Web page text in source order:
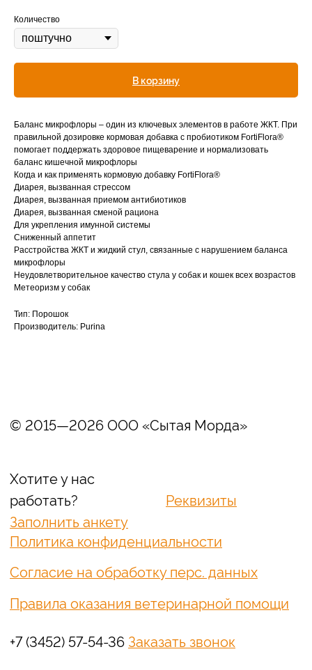
Лечение шиншилл
Вакцинация кроликов
Количество
В корзину
Баланс микрофлоры – один из ключевых элементов в работе ЖКТ. При
правильной дозировке кормовая добавка с пробиотиком FortiFlora®
помогает поддержать здоровое пищеварение и нормализовать
баланс кишечной микрофлоры
Когда и как применять кормовую добавку FortiFlora®
Диарея, вызванная стрессом
Диарея, вызванная приемом антибиотиков
Диарея, вызванная сменой рациона
Для укрепления имунной системы
Сниженный аппетит
Расстройства ЖКТ и жидкий стул, связанные с нарушением баланса
микрофлоры
Неудовлетворительное качество стула у собак и кошек всех возрастов
Метеоризм у собак
Тип: Порошок
Производитель: Purina
© 2015—2026 ООО «Сытая Морда»
Данный сайт носит информационный характер
Политика конфиденциальности
Согласие на обработку перс. данных
+7 (3452) 57-54-36
Хотите у нас
работать?
Заполнить анкету
Правила оказания ветеринарной помощи
Реквизиты